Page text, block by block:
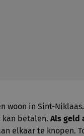
woon in Sint-
kan betalen.Als geld
elkaar te knopen.